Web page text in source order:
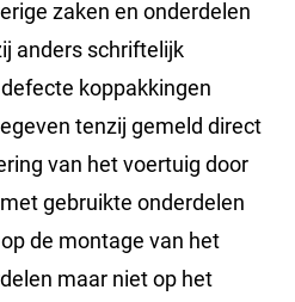
zaken en onderdelen
anders schriftelijk
koppakkingen
tenzij gemeld direct
van het voertuig door
gebruikte onderdelen
de montage van het
maar niet op het